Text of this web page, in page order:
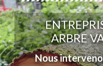
ARBRE
Nous